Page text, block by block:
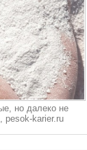
но далеко не
pesok-karier.ru